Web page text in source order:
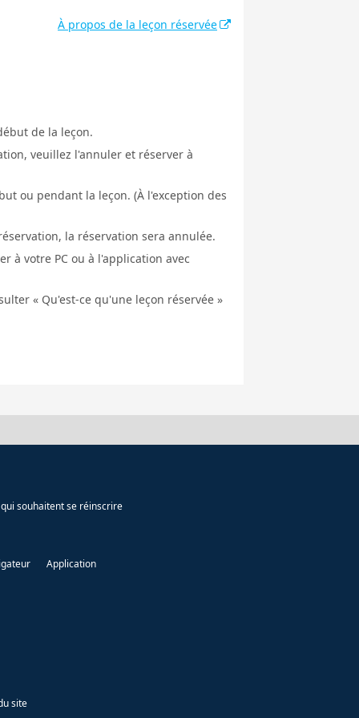
À propos de la leçon réservée
de la leçon.
veuillez l'annuler et réserver à
ou pendant la leçon. (À l'exception des
la réservation sera annulée.
à votre PC ou à l'application avec
« Qu'est-ce qu'une leçon réservée »
souhaitent se réinscrire
Application
site